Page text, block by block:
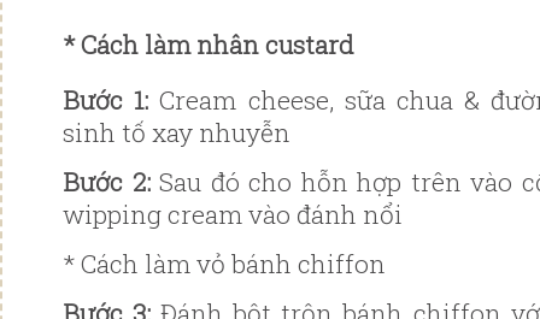
* Cách làm nhân custard
Bước 1:Cream cheese, sữa chua &
sinh tố xay nhuyễn
Bước 2:Sau đó cho hỗn hợp trên vào
wipping cream vào đánh nổi
* Cách làm vỏ bánh chiffon